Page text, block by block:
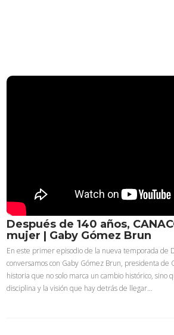
Después de 140 años,
mujer | Gaby Gómez Brun
En este primer episodio de la nueva temporada de
conversamos con Gaby Gómez Brun, presidenta de
historia que no solo marca un cambio histórico, sino
disciplina y la visión que hay detrás de llegar…